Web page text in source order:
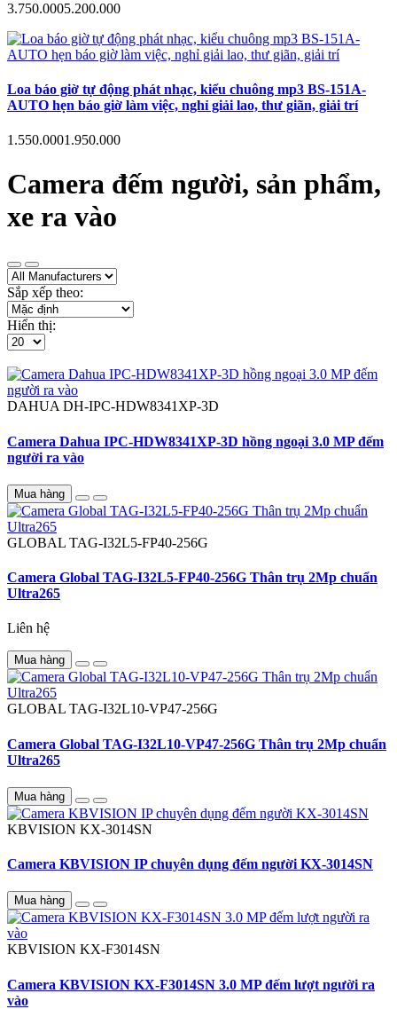
3.750.0005.200.000
Loa báo giờ tự động phát nhạc, kiểu chuông mp3 BS-151A-
AUTO hẹn báo giờ làm việc, nghỉ giải lao, thư giãn, giải trí
1.550.0001.950.000
Camera đếm người, sản phẩm,
xe ra vào
Sắp xếp theo:
Hiển thị:
DAHUA DH-IPC-HDW8341XP-3D
Camera Dahua IPC-HDW8341XP-3D hồng ngoại 3.0 MP đếm
người ra vào
Mua hàng
GLOBAL TAG-I32L5-FP40-256G
Camera Global TAG-I32L5-FP40-256G Thân trụ 2Mp chuẩn
Ultra265
Liên hệ
Mua hàng
GLOBAL TAG-I32L10-VP47-256G
Camera Global TAG-I32L10-VP47-256G Thân trụ 2Mp chuẩn
Ultra265
Mua hàng
KBVISION KX-3014SN
Camera KBVISION IP chuyên dụng đếm người KX-3014SN
Mua hàng
KBVISION KX-F3014SN
Camera KBVISION KX-F3014SN 3.0 MP đếm lượt người ra
vào